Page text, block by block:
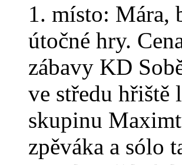
1. místo: Mára,
útočné hry.
zábavy KD
ve středu
skupinu
zpěváka a sólo